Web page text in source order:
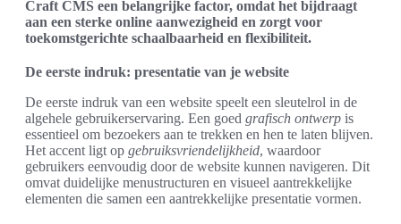
Craft CMS een belangrijke factor, omdat het bijdraagt
aan een sterke online aanwezigheid en zorgt voor
toekomstgerichte schaalbaarheid en flexibiliteit.
De eerste indruk: presentatie van je website
De eerste indruk van een website speelt een sleutelrol in de
algehele gebruikerservaring. Een goed grafisch ontwerp is
essentieel om bezoekers aan te trekken en hen te laten blijven.
Het accent ligt op gebruiksvriendelijkheid, waardoor
gebruikers eenvoudig door de website kunnen navigeren. Dit
omvat duidelijke menustructuren en visueel aantrekkelijke
elementen die samen een aantrekkelijke presentatie vormen.